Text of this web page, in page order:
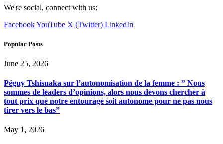
We're social, connect with us:
FacebookYouTube X (Twitter) LinkedIn
Popular Posts
June 25, 2026
Péguy Tshisuaka sur l’autonomisation de la femme : ” Nous
sommes de leaders d’opinions, alors nous devons chercher à
tout prix que notre entourage soit autonome pour ne pas nous
tirer vers le bas”
May 1, 2026